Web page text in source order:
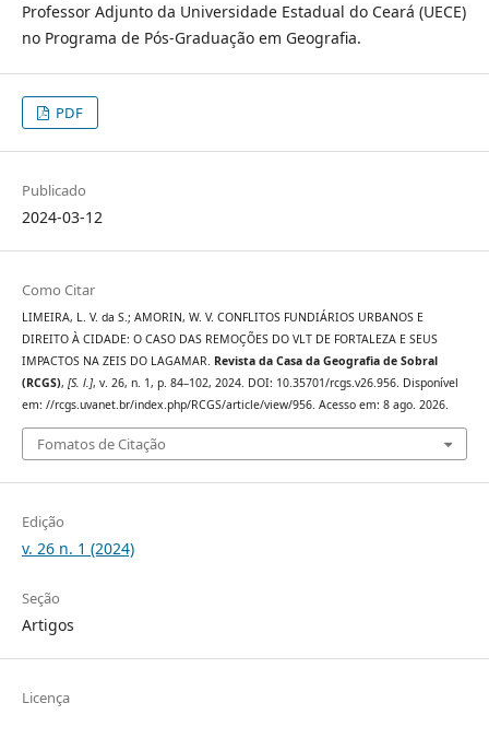
Professor Adjunto da Universidade Estadual do Ceará (UECE)
no Programa de Pós-Graduação em Geografia.
PDF
Publicado
2024-03-12
Como Citar
LIMEIRA, L. V. da S.; AMORIN, W. V. CONFLITOS FUNDIÁRIOS URBANOS E
DIREITO À CIDADE: O CASO DAS REMOÇÕES DO VLT DE FORTALEZA E SEUS
IMPACTOS NA ZEIS DO LAGAMAR. Revista da Casa da Geografia de Sobral
(RCGS), [S. l.], v. 26, n. 1, p. 84–102, 2024. DOI: 10.35701/rcgs.v26.956. Disponível
em: //rcgs.uvanet.br/index.php/RCGS/article/view/956. Acesso em: 8 ago. 2026.
Fomatos de Citação
Edição
v. 26 n. 1 (2024)
Seção
Artigos
Licença